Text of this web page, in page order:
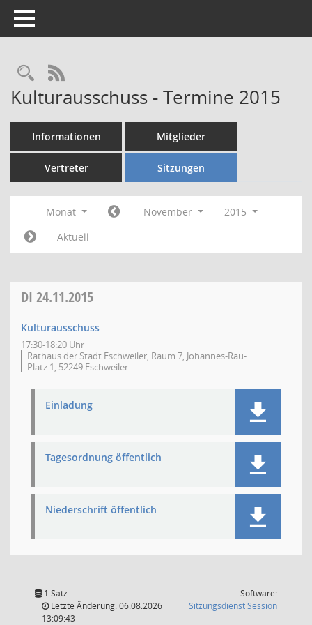
Toggle navigation
Rechercheauswahl
RSS-Feed
Kulturausschuss - Termine 2015
Informationen Mitglieder
Vertreter Sitzungen
Monat November
2015
Aktuell
DI 24.11.2015
Kulturausschuss
17:30-18:20 Uhr
Rathaus der Stadt Eschweiler, Raum 7, Johannes-Rau-
Platz 1, 52249 Eschweiler
Einladung
Tagesordnung öffentlich
Niederschrift öffentlich
1 Satz
Letzte Änderung: 06.08.2026
13:09:43
Software:
SitzungsdienstSession(Wird in